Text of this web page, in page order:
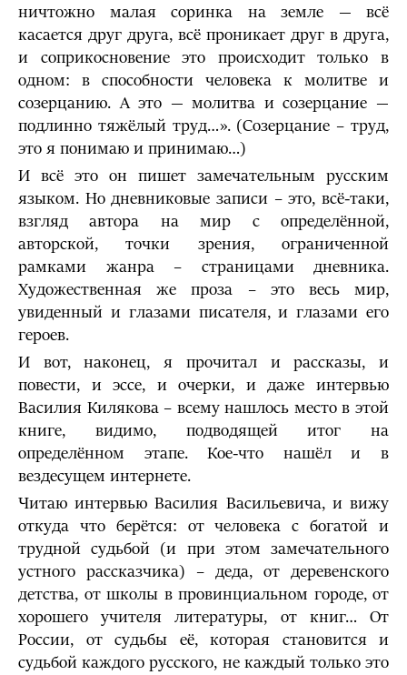
ничтожно малая соринка на земле — всё
касается друг друга, всё проникает друг в друга,
и соприкосновение это происходит только в
одном: в способности человека к молитве и
созерцанию. А это — молитва и созерцание —
подлинно тяжёлый труд…». (Созерцание – труд,
это я понимаю и принимаю…)
И всё это он пишет замечательным русским
языком. Но дневниковые записи – это, всё-таки,
взгляд автора на мир с определённой,
авторской, точки зрения, ограниченной
рамками жанра – страницами дневника.
Художественная же проза – это весь мир,
увиденный и глазами писателя, и глазами его
героев.
И вот, наконец, я прочитал и рассказы, и
повести, и эссе, и очерки, и даже интервью
Василия Килякова – всему нашлось место в этой
книге, видимо, подводящей итог на
определённом этапе. Кое-что нашёл и в
вездесущем интернете.
Читаю интервью Василия Васильевича, и вижу
откуда что берётся: от человека с богатой и
трудной судьбой (и при этом замечательного
устного рассказчика) – деда, от деревенского
детства, от школы в провинциальном городе, от
хорошего учителя литературы, от книг… От
России, от судьбы её, которая становится и
судьбой каждого русского, не каждый только это